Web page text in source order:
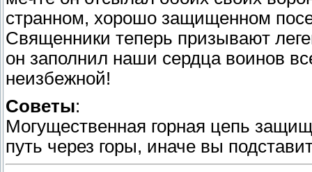
странном, хорошо защищенном
Священники теперь призывают
он заполнил наши сердца воинов
неизбежной!
Советы:
Могущественная горная цепь
путь через горы, иначе вы